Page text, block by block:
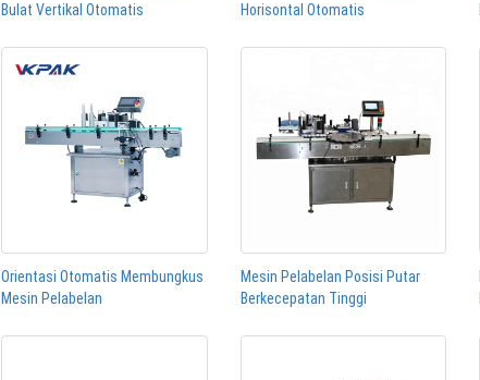
Bulat Vertikal Otomatis
Horisontal Otomatis
Orientasi Otomatis Membungkus
Mesin Pelabelan
Mesin Pelabelan Posisi Putar
Berkecepatan Tinggi